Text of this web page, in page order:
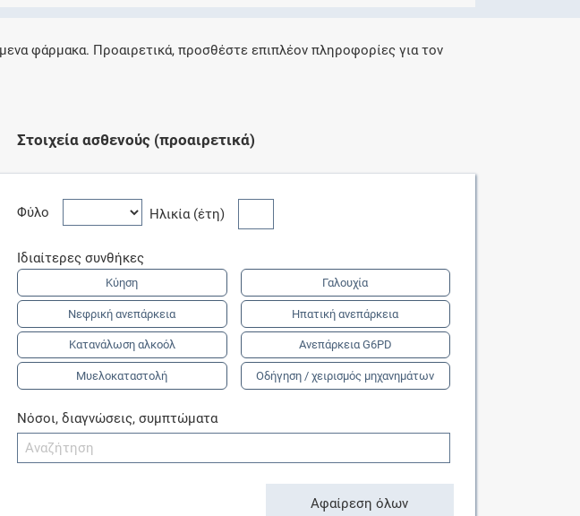
της
και τις
φάρμακα. Προαιρετικά, προσθέστε επιπλέον πληροφορίες για τον
Στοιχεία ασθενούς (προαιρετικά)
Φύλο Ηλικία (έτη)
Ιδιαίτερες συνθήκες
Κύηση
Νεφρική ανεπάρκεια
Κατανάλωση αλκοόλ
Μυελοκαταστολή
Γαλουχία
Ηπατική ανεπάρκεια
Ανεπάρκεια G6PD
Οδήγηση / χειρισμός μηχανημάτων
Νόσοι, διαγνώσεις, συμπτώματα
Αφαίρεση όλων